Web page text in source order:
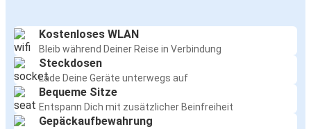
Kostenloses WLAN
Bleib während Deiner Reise in Verbindung
Steckdosen
Lade Deine Geräte unterwegs auf
Bequeme Sitze
Entspann Dich mit zusätzlicher Beinfreiheit
Gepäckaufbewahrung